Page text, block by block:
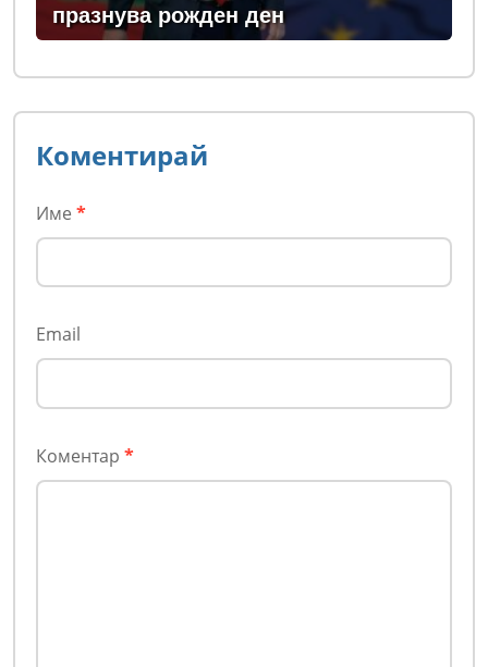
празнува рожден ден
Коментирай
Име *
Email
Коментар *